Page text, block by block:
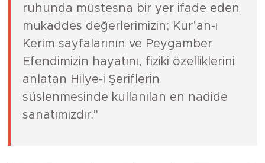
ruhunda müstesna bir yer ifade eden
mukaddes değerlerimizin; Kur’an-ı
Kerim sayfalarının ve Peygamber
Efendimizin hayatını, fiziki özelliklerini
anlatan Hilye-i Şeriflerin
süslenmesinde kullanılan en nadide
sanatımızdır."